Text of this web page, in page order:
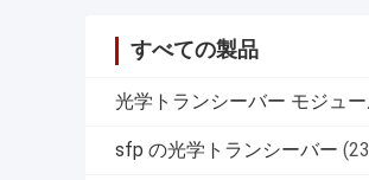
すべての製品
光学トランシーバー モジュ
sfp の光学トランシーバー